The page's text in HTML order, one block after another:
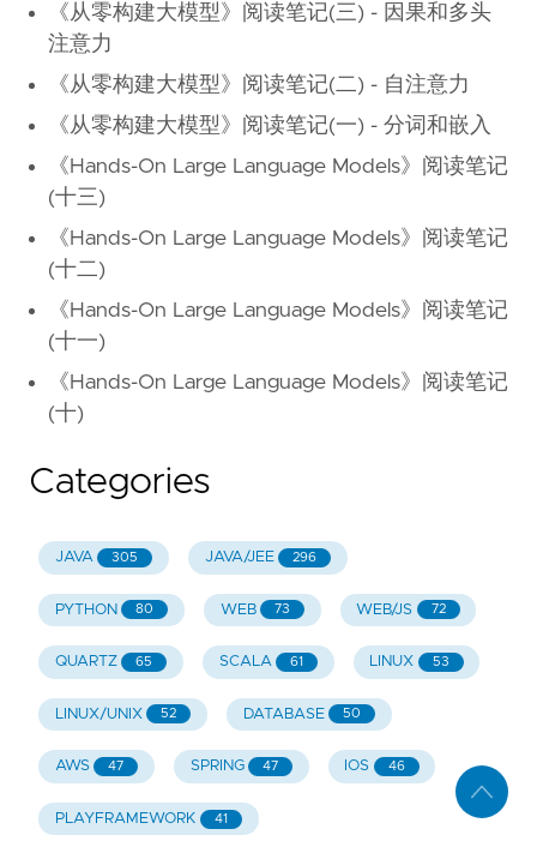
《从零构建大模型》阅读笔记(三) - 因果和多头
注意力
《从零构建大模型》阅读笔记(二) - 自注意力
《从零构建大模型》阅读笔记(一) - 分词和嵌入
《Hands-On Large Language Models》阅读笔记
(十三)
《Hands-On Large Language Models》阅读笔记
(十二)
《Hands-On Large Language Models》阅读笔记
(十一)
《Hands-On Large Language Models》阅读笔记
(十)
Categories
JAVA 305 JAVA/JEE 296
PYTHON 80 WEB 73 WEB/JS 72
QUARTZ 65 SCALA 61 LINUX 53
LINUX/UNIX 52 DATABASE 50
AWS 47 SPRING 47 IOS 46
PLAYFRAMEWORK 41